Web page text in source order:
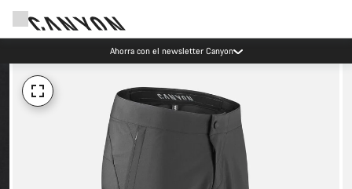
Ahorra con el newsletter Canyon